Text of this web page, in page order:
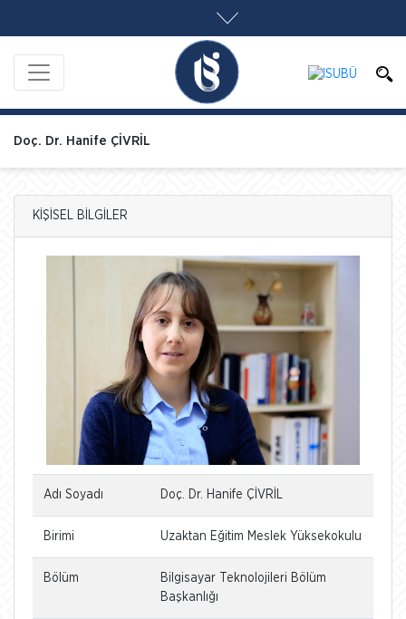
Doç. Dr. Hanife ÇİVRİL
KİŞİSEL BİLGİLER
Adı Soyadı Doç. Dr. Hanife ÇİVRİL
Birimi Uzaktan Eğitim Meslek Yüksekokulu
Bölüm
Bilgisayar Teknolojileri Bölüm
Başkanlığı